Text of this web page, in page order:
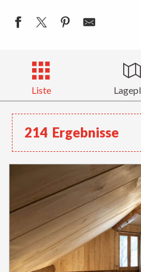
Liste
214 Ergebnisse